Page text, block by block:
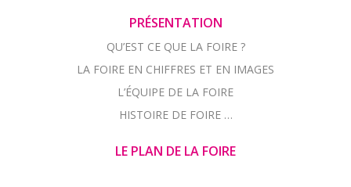
PRÉSENTATION
QU’EST CE QUE LA FOIRE ?
LA FOIRE EN CHIFFRES ET EN IMAGES
L’ÉQUIPE DE LA FOIRE
HISTOIRE DE FOIRE …
LE PLAN DE LA FOIRE